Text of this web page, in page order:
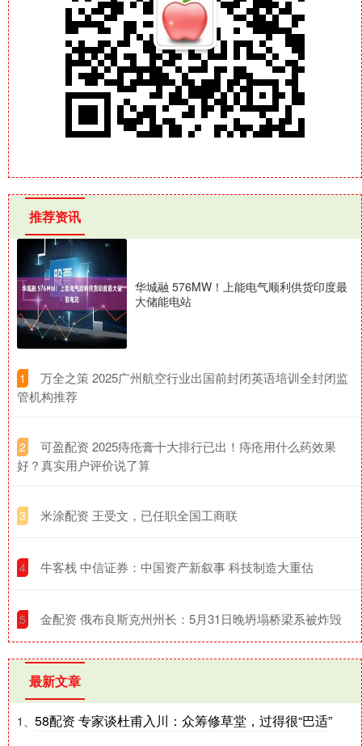
推荐资讯
华城融 576MW！上能电气顺利供货印度最
大储能电站
1
​万全之策 2025广州航空行业出国前封闭英语培训全封闭监
管机构推荐
2
​可盈配资 2025痔疮膏十大排行已出！痔疮用什么药效果
好？真实用户评价说了算
3 ​米涂配资 王受文，已任职全国工商联
4 ​牛客栈 中信证券：中国资产新叙事 科技制造大重估
5 ​金配资 俄布良斯克州州长：5月31日晚坍塌桥梁系被炸毁
最新文章
1、 58配资 专家谈杜甫入川：众筹修草堂，过得很“巴适”